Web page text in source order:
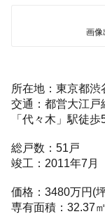
画像
所在地：東京都渋
交通：都営大江
「代々木」駅徒歩
総戸数：51戸
竣工：2011年7月
価格：3480万円(
専有面積：32.37㎡